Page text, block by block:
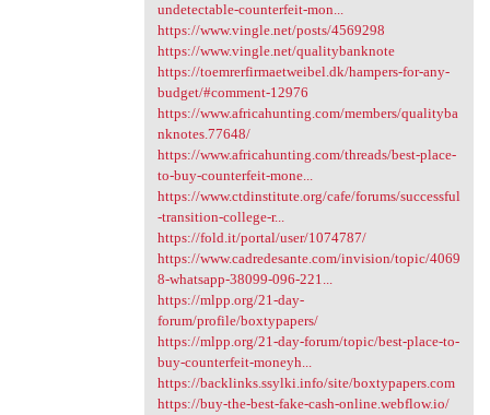
undetectable-counterfeit-mon...
https://www.vingle.net/posts/4569298
https://www.vingle.net/qualitybanknote
https://toemrerfirmaetweibel.dk/hampers-for-any-
budget/#comment-12976
https://www.africahunting.com/members/qualityba
nknotes.77648/
https://www.africahunting.com/threads/best-place-
to-buy-counterfeit-mone...
https://www.ctdinstitute.org/cafe/forums/successful
-transition-college-r...
https://fold.it/portal/user/1074787/
https://www.cadredesante.com/invision/topic/4069
8-whatsapp-38099-096-221...
https://mlpp.org/21-day-
forum/profile/boxtypapers/
https://mlpp.org/21-day-forum/topic/best-place-to-
buy-counterfeit-moneyh...
https://backlinks.ssylki.info/site/boxtypapers.com
https://buy-the-best-fake-cash-online.webflow.io/